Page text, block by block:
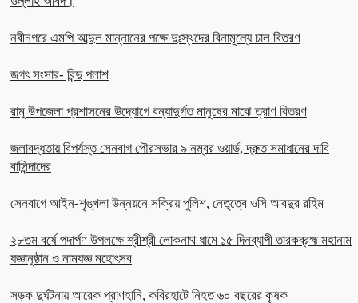
নবীনগরে এমপি আব্দুল মান্নানের পক্ষে দুঃস্থদের বিনামূল্যে চাল বিতরণ
জগৎ সংসার- বিন্দু পলাশ
রামু উপজেলা প্রশাসনের উদ্যোগে বন্যাদুর্গত মানুষের মাঝে ত্রাণ বিতরণ
জলাবদ্ধতায় বিপর্যস্ত সেনবাগ পৌরসভার ৯ নম্বর ওয়ার্ড, দ্রুত সমাধানের দাবি
বাসিন্দাদের
সেনবাগে আইন-শৃঙ্খলা উন্নয়নে সক্রিয় পুলিশ, নেতৃত্বে ওসি আবদুর রহিম
২৮তম বর্ষে পদার্পণ উপলক্ষে শ্রীশ্রী লোকনাথ ধামে ১৫ দিনব্যাপী তারকব্রহ্ম মহানাম
যজ্ঞানুষ্ঠান ও নামযজ্ঞ মহোৎসব
সড়ক দুর্ঘটনায় আরেক প্রাণহানি, কবিরহাটে নিহত ৬০ বছরের কৃষক